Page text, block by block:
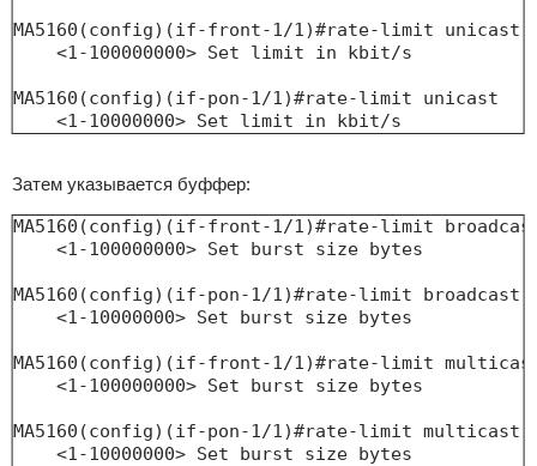
MA5160(config)(if-front-1/1)#rate-limit unicast
    <1-100000000> Set limit in kbit/s
MA5160(config)(if-pon-1/1)#rate-limit unicast
    <1-10000000> Set limit in kbit/s
Затем указывается буффер:
MA5160(config)(if-front-1/1)#rate-limit broadcast
    <1-100000000> Set burst size bytes
MA5160(config)(if-pon-1/1)#rate-limit broadcast
    <1-10000000> Set burst size bytes
MA5160(config)(if-front-1/1)#rate-limit multicast
    <1-100000000> Set burst size bytes
MA5160(config)(if-pon-1/1)#rate-limit multicast
    <1-10000000> Set burst size bytes